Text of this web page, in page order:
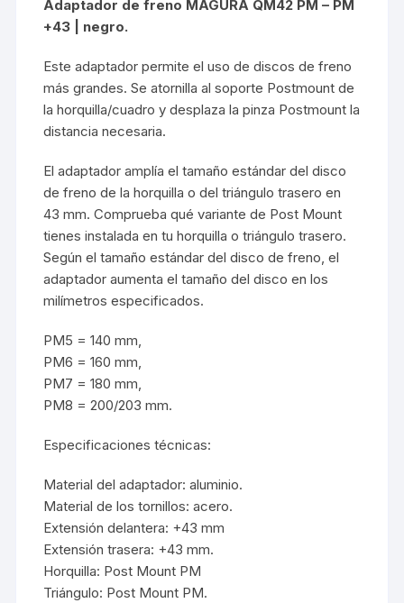
Adaptador de freno MAGURA QM42 PM – PM
+43 | negro.
Este adaptador permite el uso de discos de freno
más grandes. Se atornilla al soporte Postmount de
la horquilla/cuadro y desplaza la pinza Postmount la
distancia necesaria.
El adaptador amplía el tamaño estándar del disco
de freno de la horquilla o del triángulo trasero en
43 mm. Comprueba qué variante de Post Mount
tienes instalada en tu horquilla o triángulo trasero.
Según el tamaño estándar del disco de freno, el
adaptador aumenta el tamaño del disco en los
milímetros especificados.
PM5 = 140 mm,
PM6 = 160 mm,
PM7 = 180 mm,
PM8 = 200/203 mm.
Especificaciones técnicas:
Material del adaptador: aluminio.
Material de los tornillos: acero.
Extensión delantera: +43 mm
Extensión trasera: +43 mm.
Horquilla: Post Mount PM
Triángulo: Post Mount PM.